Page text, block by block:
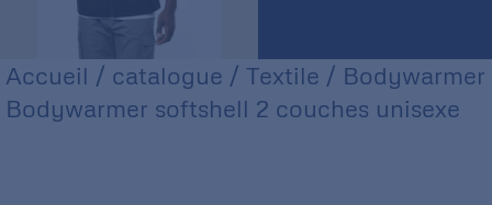
Accueil / catalogue / Textile / Bodywarmer
Bodywarmer softshell 2 couches unisexe